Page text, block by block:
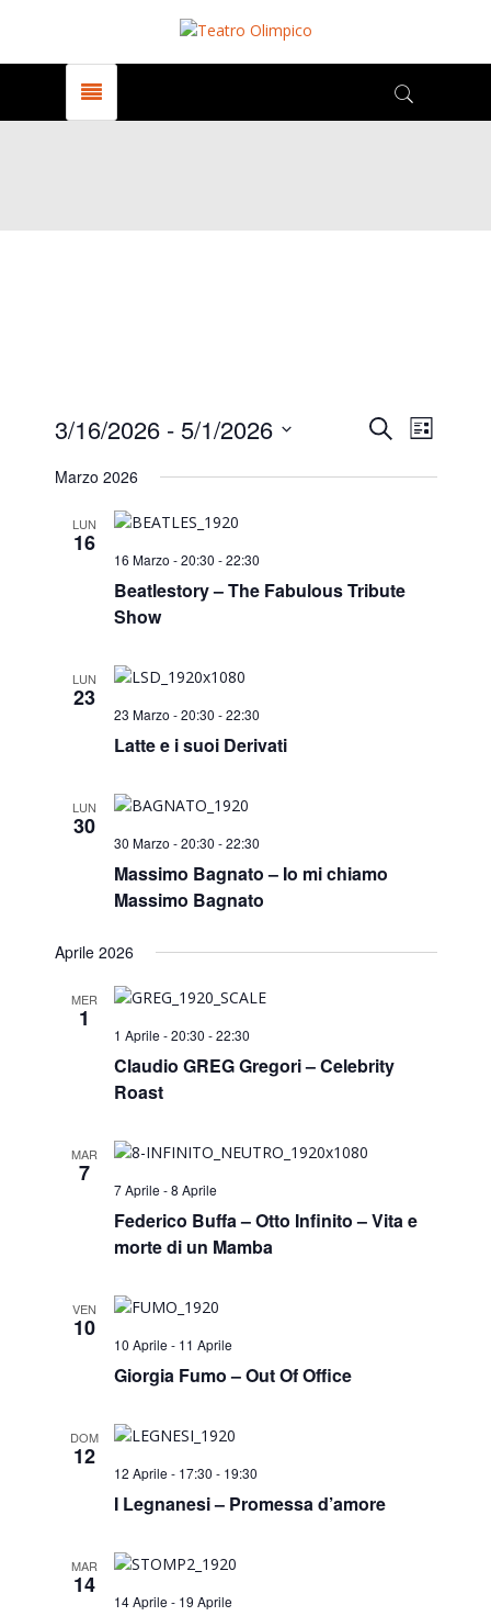
Events
Search
Views
Search
Elenco
3/16/2026 - 5/1/2026
date.
Marzo 2026
LUN
16
16 Marzo - 20:30 -22:30
Beatlestory – The Fabulous Tribute
Show
LUN
23
23 Marzo - 20:30 -22:30
Latte e i suoi Derivati
LUN
30
30 Marzo - 20:30 -22:30
Massimo Bagnato – Io mi chiamo
Massimo Bagnato
Aprile 2026
MER
1
1 Aprile - 20:30 -22:30
Claudio GREG Gregori – Celebrity
Roast
MAR
7
7 Aprile -8 Aprile
Federico Buffa – Otto Infinito – Vita e
morte di un Mamba
VEN
10
10 Aprile - 11 Aprile
Giorgia Fumo – Out Of Office
DOM
12
12 Aprile - 17:30 - 19:30
I Legnanesi – Promessa d’amore
MAR
14
14 Aprile - 19 Aprile